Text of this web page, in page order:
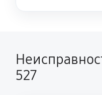
527